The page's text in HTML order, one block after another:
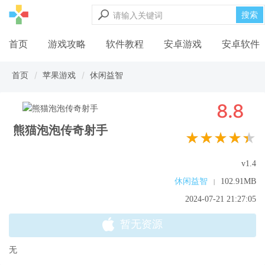
搜索
首页 游戏攻略 软件教程 安卓游戏 安卓软件
首页 苹果游戏 休闲益智
熊猫泡泡传奇射手
8.8
★★★★★
v1.4
休闲益智
|
102.91MB
2024-07-21 21:27:05
暂无资源
无